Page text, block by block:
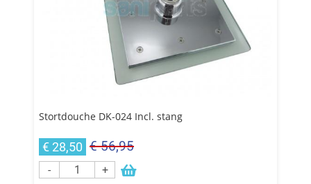
Stortdouche DK-024 Incl. stang
€ 28,50 € 56,95
- +